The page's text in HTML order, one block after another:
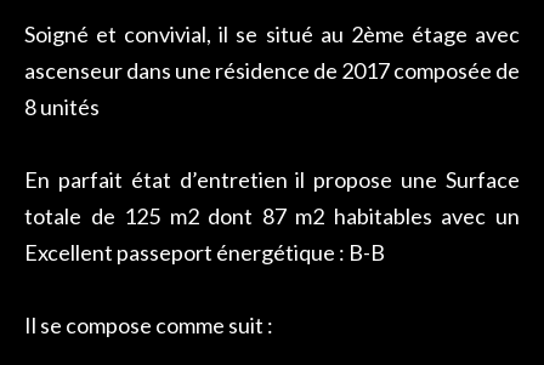
Soigné et convivial, il se situé au 2ème étage avec
ascenseur dans une résidence de 2017 composée de
8 unités
En parfait état d’entretien il propose une Surface
totale de 125 m2 dont 87 m2 habitables avec un
Excellent passeport énergétique : B-B
Il se compose comme suit :